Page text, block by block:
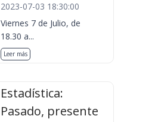
2023-07-03 18:30:00
Viernes 7 de Julio, de
18.30 a...
Leer más
Estadística:
Pasado, presente